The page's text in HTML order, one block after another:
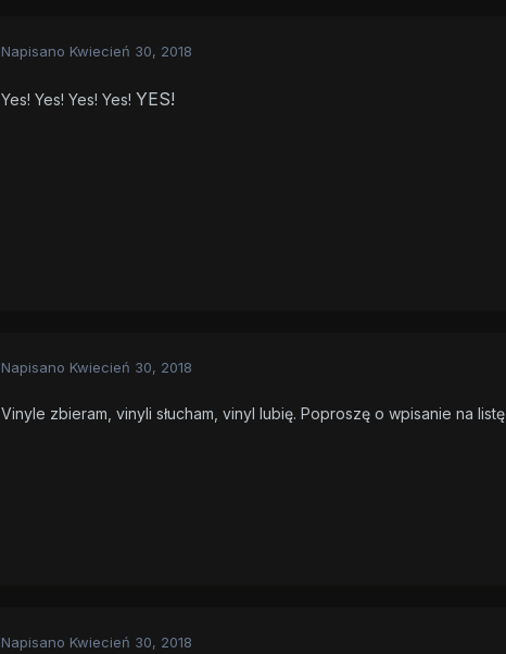
Napisano Kwiecień 30, 2018
Yes! Yes! Yes! Yes! YES!
Napisano Kwiecień 30, 2018
Vinyle zbieram, vinyli słucham, vinyl lubię. Poproszę o wpisanie na listę
Napisano Kwiecień 30, 2018